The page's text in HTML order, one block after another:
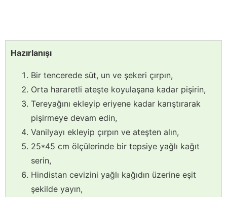
Hazırlanışı
Bir tencerede süt, un ve şekeri çırpın,
Orta hararetli ateşte koyulaşana kadar pişirin,
Tereyağını ekleyip eriyene kadar karıştırarak
pişirmeye devam edin,
Vanilyayı ekleyip çırpın ve ateşten alın,
25*45 cm ölçülerinde bir tepsiye yağlı kağıt
serin,
Hindistan cevizini yağlı kağıdın üzerine eşit
şekilde yayın,